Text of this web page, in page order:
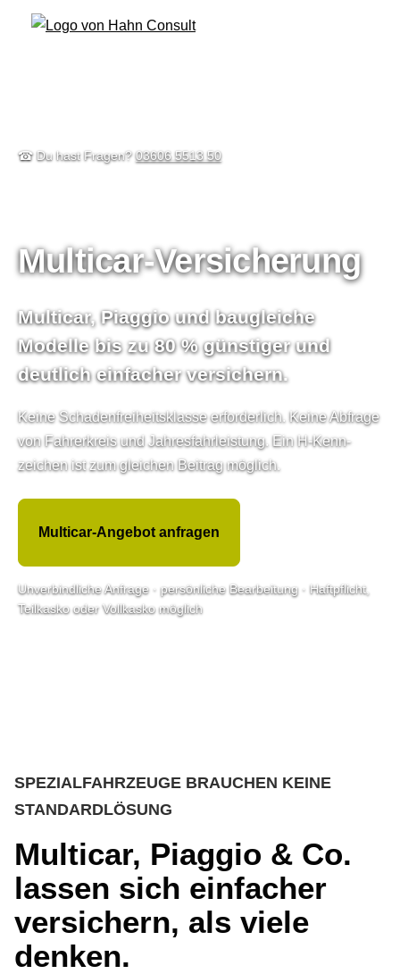
☎ Du hast Fragen?03606 5513 50
Multicar-Versicherung
Multicar, Piaggio und baugleiche
Modellebis zu 80 % günstigerund
deutlich einfacher ver­sichern.
Keine Schadenfreiheitsklasse erforderlich. Keine Abfrage
von Fahrerkreis und Jahresfahrleistung. Ein H-Kenn­
zeichen ist zum gleichen Beitrag möglich.
Multicar-Angebot anfragen
Unverbindliche Anfrage · persönliche Bearbeitung · Haft­pflicht,
Teilkasko oder Vollkasko möglich
SPEZIALFAHRZEUGE BRAUCHEN KEINE
STANDARDLÖSUNG
Multicar, Piaggio & Co.
lassen sich einfacher
ver­sichern, als viele
denken.